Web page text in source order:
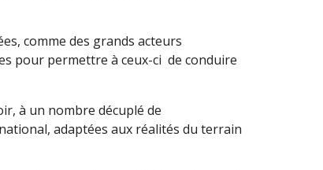
comme des grands acteurs
pour permettre à ceux-ci de conduire
à un nombre décuplé de
adaptées aux réalités du terrain